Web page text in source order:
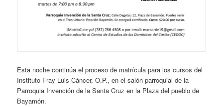
Esta noche continúa el proceso de matrícula para los cursos del
Instituto Fray Luis Cáncer, O.P., en el salón parroquial de la
Parroquia Invención de la Santa Cruz en la Plaza del pueblo de
Bayamón.